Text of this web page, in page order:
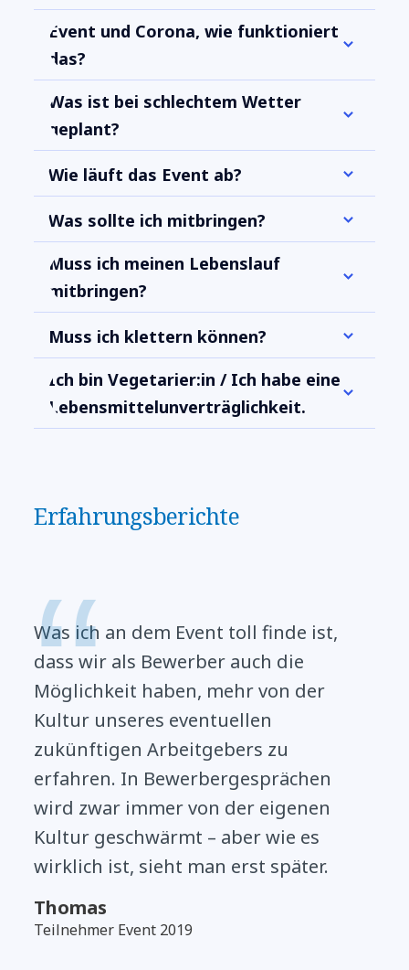
Event und Corona, wie funktioniert
das?
Was ist bei schlechtem Wetter
geplant?
Wie läuft das Event ab?
Was sollte ich mitbringen?
Muss ich meinen Lebenslauf
mitbringen?
Muss ich klettern können?
Ich bin Vegetarier:in / Ich habe eine
Lebensmittelunverträglichkeit.
Erfahrungsberichte
Was ich an dem Event toll finde ist,
dass wir als Bewerber auch die
Möglichkeit haben, mehr von der
Kultur unseres eventuellen
zukünftigen Arbeitgebers zu
erfahren. In Bewerbergesprächen
wird zwar immer von der eigenen
Kultur geschwärmt – aber wie es
wirklich ist, sieht man erst später.
Thomas
Teilnehmer Event 2019